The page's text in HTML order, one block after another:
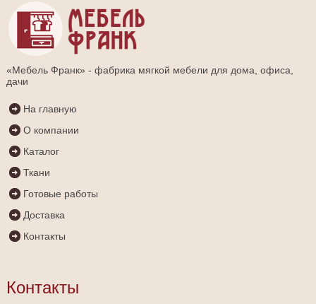
«Мебель Франк» - фабрика мягкой мебели для дома, офиса,
дачи
На главную
О компании
Каталог
Ткани
Готовые работы
Доставка
Контакты
Контакты